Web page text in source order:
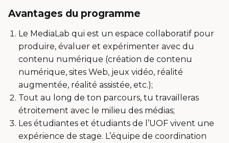
Avantages du programme
Le MediaLab qui est un espace collaboratif pour
produire, évaluer et expérimenter avec du
contenu numérique (création de contenu
numérique, sites Web, jeux vidéo, réalité
augmentée, réalité assistée, etc.);
Tout au long de ton parcours, tu travailleras
étroitement avec le milieu des médias;
Les étudiantes et étudiants de l’UOF vivent une
expérience de stage. L’équipe de coordination